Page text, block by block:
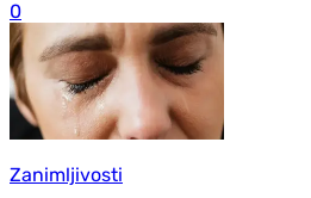
0
Zanimljivosti